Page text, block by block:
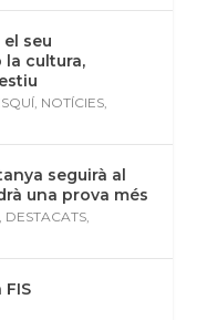
seu
cultura,
NOTÍCIES
seguirà al
una prova més
DESTACATS
FIS